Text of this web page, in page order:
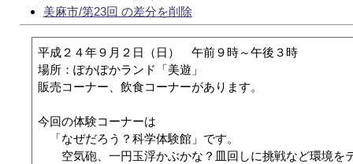
美麻市/第23回 の差分を削除
平成２４年９月２日（日）　午前９時～午後３時
場所：ぽかぽかランド「美遊」
販売コーナー、飲食コーナーがあります。
今回の体験コーナーは
「なぜだろう？科学体験館」です。
空気砲、一円玉浮かぶかな？皿回しに挑戦など環境を